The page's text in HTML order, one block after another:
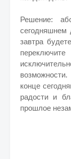
Решение:
сегодняшнем
завтра
конце
радости и
прошлое